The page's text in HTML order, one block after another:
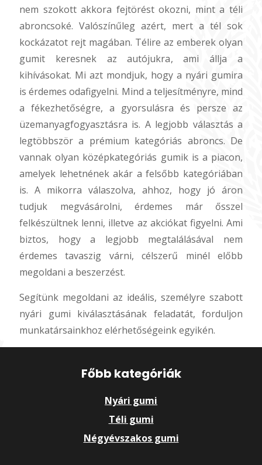
nem szokott akkora fejtörést okozni, mint a téli
abroncsoké. Valószínűleg azért, mert a tél sok
kockázatot rejt magában. Télire az emberek olyan
gumit keresnek az autójukra, ami állja a
kihívásokat. Mi azt mondjuk, hogy a nyári gumira
is érdemes odafigyelni. Mind a teljesítményre, mind
a fékezhetőségre, a gyorsulásra és persze az
üzemanyagfogyasztásra is. A legjobb választás a
legtöbbször a prémium kategóriás abroncs. De
vannak olyan középkategóriás gumik is a piacon,
amelyek lehetnének akár a felsőbb kategóriában
is. A mikorra válaszolva, ahhoz, hogy jó áron
tudjuk megvásárolni, érdemes már ősszel
felkészültnek lenni, illetve az akciókat figyelni. Ami
biztos, hogy a legjobb megtalálásával nem
érdemes tavaszig várni, célszerű minél előbb
megoldani a beszerzést.
Segítünk megoldani az ideális, személyre szabott
nyári gumi kiválasztásának feladatát, forduljon
munkatársainkhoz elérhetőségeink egyikén.
Főbb kategóriák
Nyári gumi
Téli gumi
Négyévszakos gumi